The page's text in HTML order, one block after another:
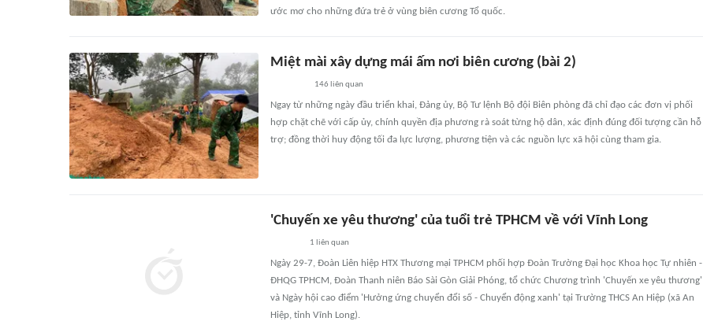
ước mơ cho những đứa trẻ ở vùng biên cương Tổ quốc.
Miệt mài xây dựng mái ấm nơi biên cương (bài 2)
146 liên quan
Ngay từ những ngày đầu triển khai, Đảng ủy, Bộ Tư lệnh Bộ đội Biên phòng đã chỉ đạo các đơn vị phối
hợp chặt chẽ với cấp ủy, chính quyền địa phương rà soát từng hộ dân, xác định đúng đối tượng cần hỗ
trợ; đồng thời huy động tối đa lực lượng, phương tiện và các nguồn lực xã hội cùng tham gia.
'Chuyến xe yêu thương' của tuổi trẻ TPHCM về với Vĩnh Long
1 liên quan
Ngày 29-7, Đoàn Liên hiệp HTX Thương mại TPHCM phối hợp Đoàn Trường Đại học Khoa học Tự nhiên -
ĐHQG TPHCM, Đoàn Thanh niên Báo Sài Gòn Giải Phóng, tổ chức Chương trình 'Chuyến xe yêu thương'
và Ngày hội cao điểm 'Hưởng ứng chuyển đổi số - Chuyển động xanh' tại Trường THCS An Hiệp (xã An
Hiệp, tỉnh Vĩnh Long).